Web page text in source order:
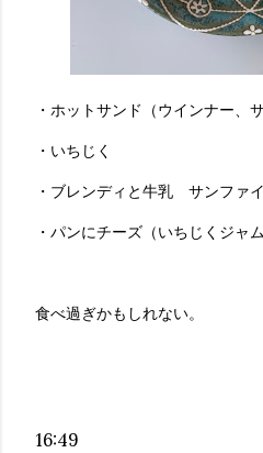
・ホットサンド（ウインナー、
・いちじく
・ブレンディと牛乳 サンファ
・パンにチーズ（いちじくジャ
食べ過ぎかもしれない。
16:49